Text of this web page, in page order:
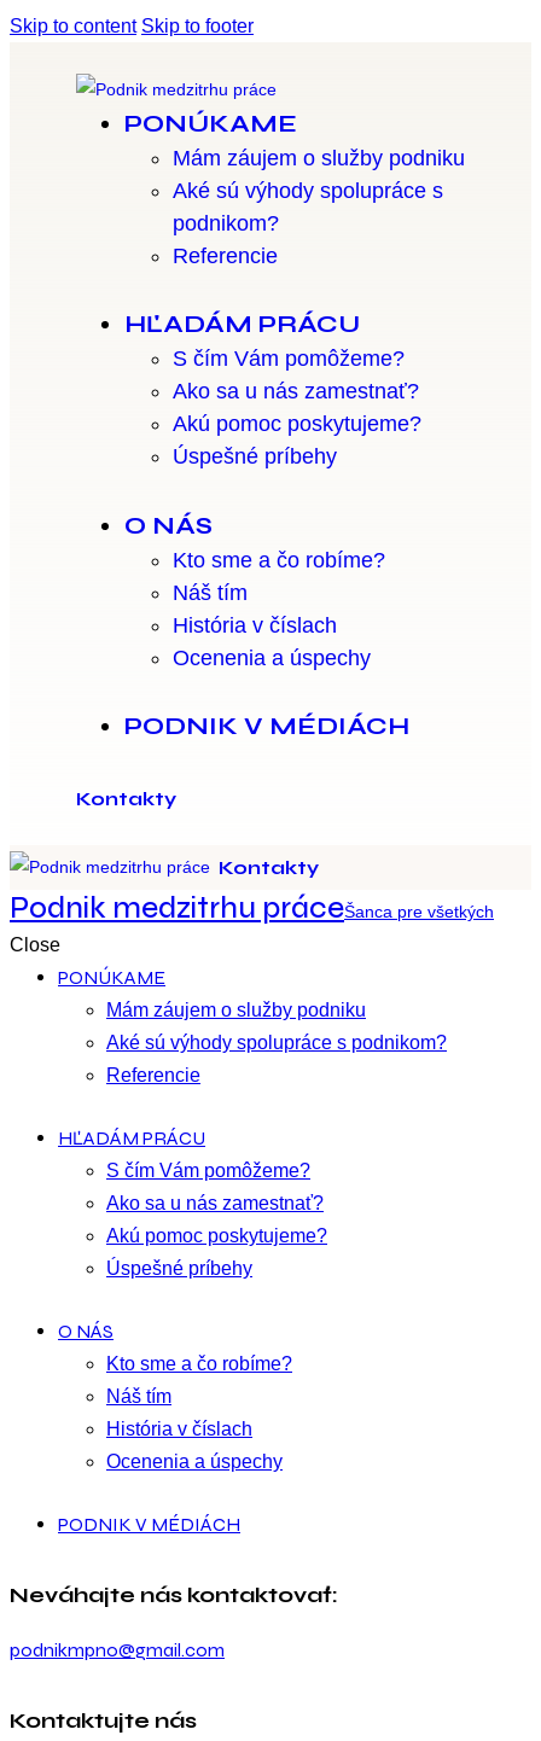
Skip to content Skip to footer
PONÚKAME
Mám záujem o služby podniku
Aké sú výhody spolupráce s
podnikom?
Referencie
HĽADÁM PRÁCU
S čím Vám pomôžeme?
Ako sa u nás zamestnať?
Akú pomoc poskytujeme?
Úspešné príbehy
O NÁS
Kto sme a čo robíme?
Náš tím
História v číslach
Ocenenia a úspechy
PODNIK V MÉDIÁCH
Kontakty
Kontakty
Podnik medzitrhu práceŠanca pre všetkých
Close
PONÚKAME
Mám záujem o služby podniku
Aké sú výhody spolupráce s podnikom?
Referencie
HĽADÁM PRÁCU
S čím Vám pomôžeme?
Ako sa u nás zamestnať?
Akú pomoc poskytujeme?
Úspešné príbehy
O NÁS
Kto sme a čo robíme?
Náš tím
História v číslach
Ocenenia a úspechy
PODNIK V MÉDIÁCH
Neváhajte nás kontaktovať:
podnikmpno@gmail.com
Kontaktujte nás